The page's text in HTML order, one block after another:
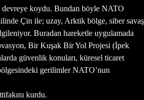
devreye koydu. Bundan böyle NATO
Çin ile; uzay, Arktik bölge, siber savaş
Buradan hareketle uygulamada
Bir Kuşak Bir Yol Projesi (İpek
güvenlik konuları, küresel ticaret
gerilimler NATO’nun
kurdu.